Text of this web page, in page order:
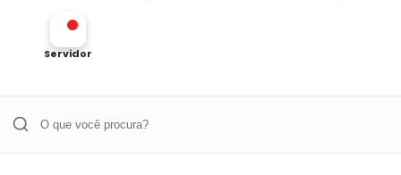
Servidor